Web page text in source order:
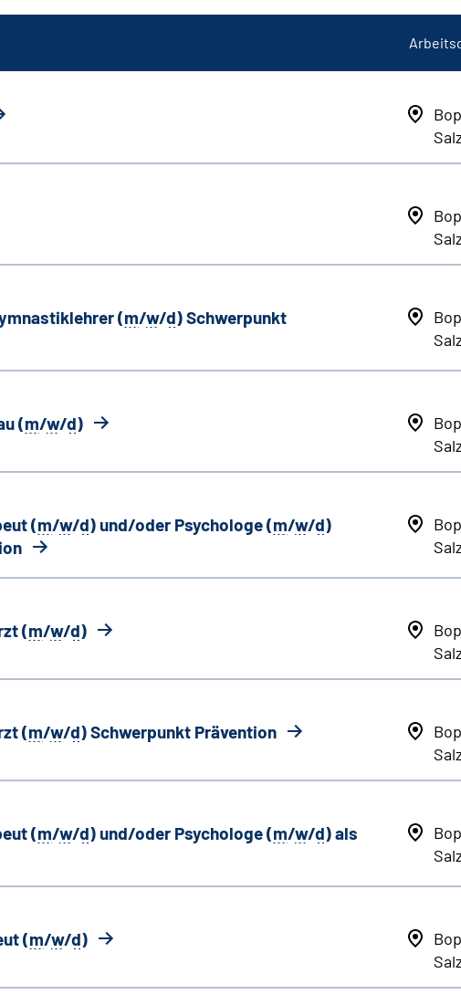
(m/w/d) Schwerpunkt
(m/w/d)
(m/w/d) und/oder Psychologe (m/w/d)
(m/w/d)
(m/w/d) Schwerpunkt Prävention
(m/w/d) und/oder Psychologe (m/w/d) als
(m/w/d)